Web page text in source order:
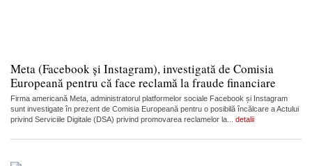
Meta (Facebook și Instagram), investigată de Comisia
Europeană pentru că face reclamă la fraude financiare
Firma americană Meta, administratorul platformelor sociale Facebook și Instagram
sunt investigate în prezent de Comisia Europeană pentru o posibilă încălcare a Actului
privind Serviciile Digitale (DSA) privind promovarea reclamelor la... detalii